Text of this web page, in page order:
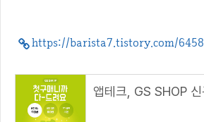
https://barista7.tistory.com/6458